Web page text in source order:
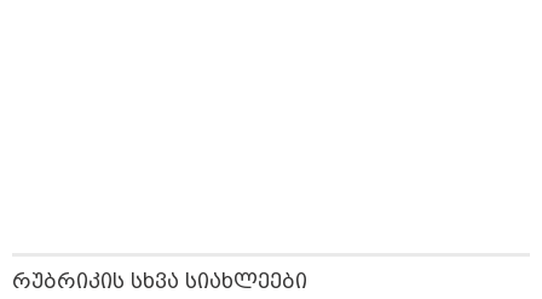
კატეგორიის ყველა სიახლე
რუბრიკის სხვა სიახლეები